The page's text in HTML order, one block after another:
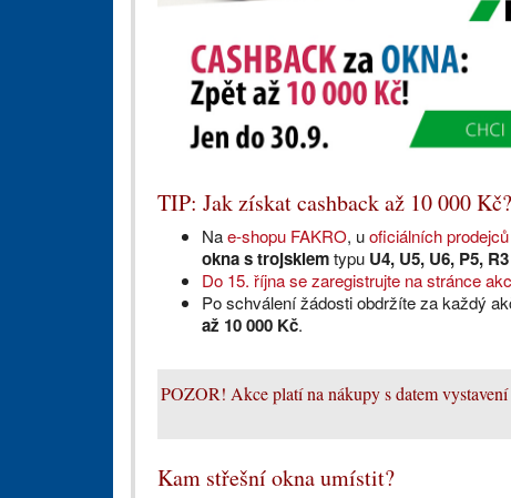
TIP: Jak získat cashback až 10 000 Kč?
Nae-shopu FAKRO, uoficiálních prodejců
okna s trojsklemtypu U4, U5, U6, P5, R3
Do 15. října se zaregistrujte na stránce
Po schválení žádosti obdržíte za každý
až 10 000 Kč.
POZOR! Akce platí na nákupy s datem
Kam střešní okna umístit?